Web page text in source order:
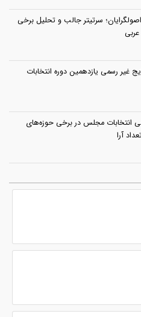
سرتیتر جالب و تحلیل برخی
غیر رسمی یازدهمین دوره انتخابات
انتخابات مجلس در برخی حوزه‌های
آرا